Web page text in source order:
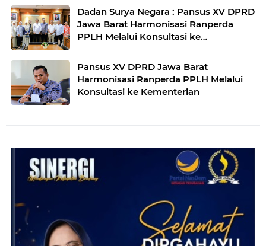
Dadan Surya Negara : Pansus XV DPRD
Jawa Barat Harmonisasi Ranperda
PPLH Melalui Konsultasi ke
Pansus XV DPRD Jawa Barat
Harmonisasi Ranperda PPLH Melalui
Konsultasi ke Kementerian